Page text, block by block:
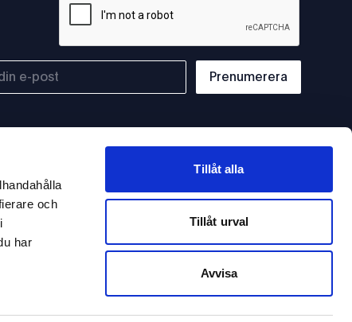
och
har
Tillåt alla
Tillåt urval
Avvisa
Prenumerera